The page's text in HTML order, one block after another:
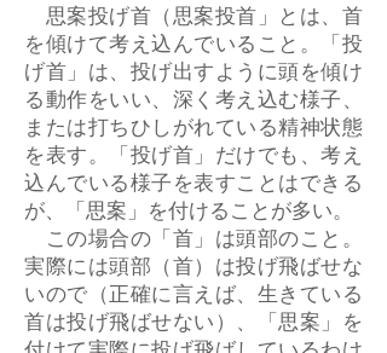
思案投げ首（思案投首」とは、首
を傾けて考え込んでいること。「投
げ首」は、投げ出すように頭を傾け
る動作をいい、深く考え込む様子、
または打ちひしがれている精神状態
を表す。「投げ首」だけでも、考え
込んでいる様子を表すことはできる
が、「思案」を付けることが多い。
この場合の「首」は頭部のこと。
実際には頭部（首）は投げ飛ばせな
いので（正確に言えば、生きている
首は投げ飛ばせない）、「思案」を